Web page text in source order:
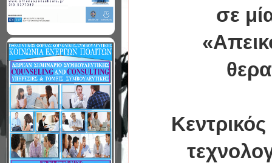
σε
Κεντρικός